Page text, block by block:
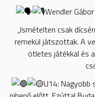
Wendler
„Ismételten csak
remekül játszottak. A
ötletes játékkal és
U14: Nagyobb